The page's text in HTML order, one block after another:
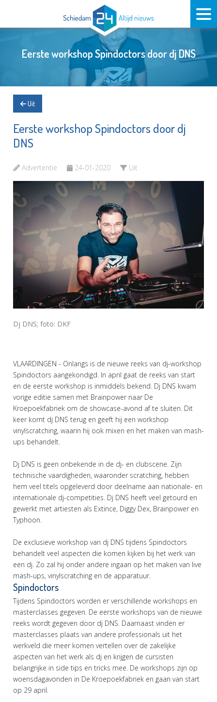
Eerste workshop Spindoctors door dj DNS
Uit
Eerste workshop Spindoctors door dj
DNS
Advertentie 24-01-2020 Uit
Dj DNS; foto: DKF
VLAARDINGEN - Onlangs is de nieuwe reeks van dj-workshop
Spindoctors aangekondigd. In april gaat de reeks van start
en de eerste workshop is inmiddels bekend. Dj DNS kwam
vorige editie samen met Brainpower naar De
Kroepoekfabriek om de showcase-avond af te sluiten. Dit
keer komt dj DNS terug en geeft hij een workshop
vinylscratching, waarin hij ook mixen en het maken van mash-
ups behandelt.
Dj DNS is geen onbekende in de dj- en clubscene. Zijn
technische vaardigheden, waaronder scratching, hebben
hem veel titels opgeleverd door deelname aan nationale- en
internationale dj-competities. Dj DNS heeft veel getourd en
gewerkt met artiesten als Extince, Diggy Dex, Brainpower en
Typhoon.
De exclusieve workshop van dj DNS tijdens Spindoctors
behandelt veel aspecten die komen kijken bij het werk van
een dj. Zo zal hij onder andere ingaan op het maken van live
mash-ups, vinylscratching en de apparatuur.
Spindoctors
Tijdens Spindoctors worden er verschillende workshops en
masterclasses gegeven. De eerste workshops van de nieuwe
reeks wordt gegeven door dj DNS. Daarnaast vinden er
masterclasses plaats van andere professionals uit het
werkveld die meer komen vertellen over de zakelijke
aspecten van het werk als dj en krijgen de cursisten
belangrijke in side tips en tricks mee. De workshops zijn op
woensdagavonden in De Kroepoekfabriek en gaan van start
op 29 april.